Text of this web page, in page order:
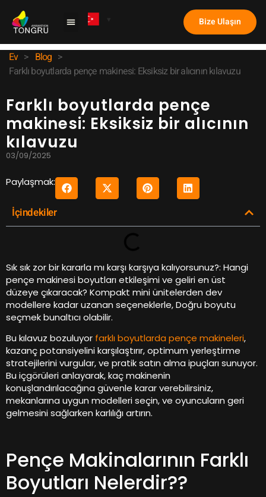
Bize Ulaşın
Ev > Blog >
Farklı boyutlarda pençe makinesi: Eksiksiz bir alıcının kılavuzu
Farklı boyutlarda pençe
makinesi: Eksiksiz bir alıcının
kılavuzu
03/09/2025
Paylaşmak:
İçindekiler
Sık sık zor bir kararla mı karşı karşıya kalıyorsunuz?: Hangi
pençe makinesi boyutları etkileşimi ve geliri en üst
düzeye çıkaracak? Kompakt mini ünitelerden dev
modellere kadar uzanan seçeneklerle, Doğru boyutu
seçmek bunaltıcı olabilir.
Bu kılavuz bozuluyor farklı boyutlarda pençe makineleri,
kazanç potansiyelini karşılaştırır, optimum yerleştirme
stratejilerini vurgular, ve pratik satın alma ipuçları sunuyor.
Bu içgörüleri anlayarak, kaç makinenin
konuşlandırılacağına güvenle karar verebilirsiniz,
mekanlarına uygun modelleri seçin, ve oyuncuların geri
gelmesini sağlarken karlılığı artırın.
Pençe Makinalarının Farklı
Boyutları Nelerdir??